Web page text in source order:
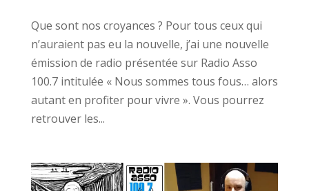
Que sont nos croyances ? Pour tous ceux qui
n’auraient pas eu la nouvelle, j’ai une nouvelle
émission de radio présentée sur Radio Asso
100.7 intitulée « Nous sommes tous fous… alors
autant en profiter pour vivre ». Vous pourrez
retrouver les...